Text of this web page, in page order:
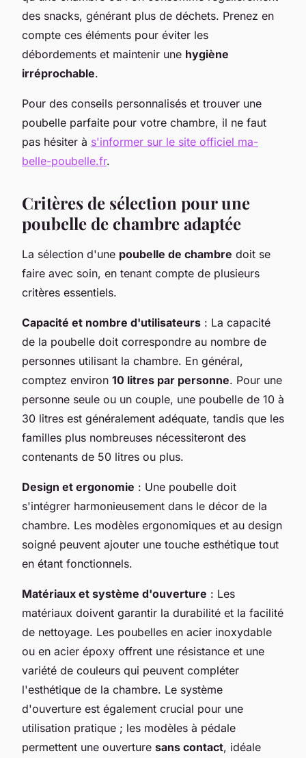
des snacks, générant plus de déchets. Prenez en
compte ces éléments pour éviter les
débordements et maintenir une hygiène
irréprochable.
Pour des conseils personnalisés et trouver une
poubelle parfaite pour votre chambre, il ne faut
pas hésiter à s'informer sur le site officiel ma-
belle-poubelle.fr.
Critères de sélection pour une
poubelle de chambre adaptée
La sélection d'une poubelle de chambre doit se
faire avec soin, en tenant compte de plusieurs
critères essentiels.
Capacité et nombre d'utilisateurs : La capacité
de la poubelle doit correspondre au nombre de
personnes utilisant la chambre. En général,
comptez environ 10 litres par personne. Pour une
personne seule ou un couple, une poubelle de 10 à
30 litres est généralement adéquate, tandis que les
familles plus nombreuses nécessiteront des
contenants de 50 litres ou plus.
Design et ergonomie : Une poubelle doit
s'intégrer harmonieusement dans le décor de la
chambre. Les modèles ergonomiques et au design
soigné peuvent ajouter une touche esthétique tout
en étant fonctionnels.
Matériaux et système d'ouverture : Les
matériaux doivent garantir la durabilité et la facilité
de nettoyage. Les poubelles en acier inoxydable
ou en acier époxy offrent une résistance et une
variété de couleurs qui peuvent compléter
l'esthétique de la chambre. Le système
d'ouverture est également crucial pour une
utilisation pratique ; les modèles à pédale
permettent une ouverture sans contact, idéale